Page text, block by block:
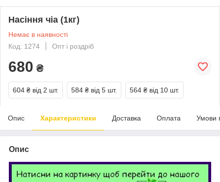
Насіння чіа (1кг)
Немає в наявності
Код: 1274
Опт і роздріб
680 ₴
604 ₴ від 2 шт. 584 ₴ від 5 шт. 564 ₴ від 10 шт.
Опис Характеристики Доставка Оплата Умови
Опис